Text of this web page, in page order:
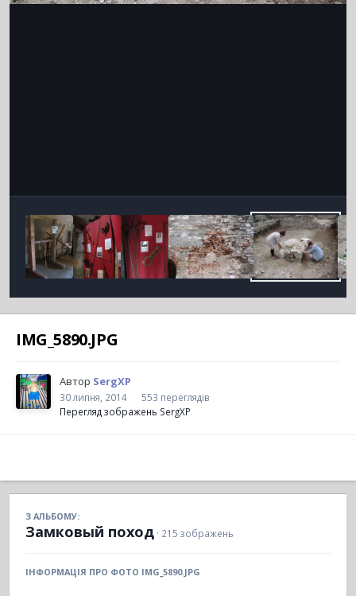
IMG_5890.JPG
Автор SergXP
30 липня, 2014
553 переглядів
Перегляд зображень SergXP
З АЛЬБОМУ:
Замковый поход · 215 зображень
ІНФОРМАЦІЯ ПРО ФОТО IMG_5890.JPG